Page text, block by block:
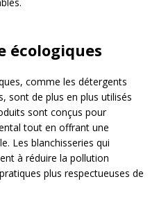
écologiques
comme les détergents
sont de plus en plus utilisés
sont conçus pour
tout en offrant une
Les blanchisseries qui
à réduire la pollution
plus respectueuses de